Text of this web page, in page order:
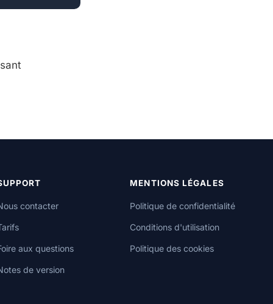
contacter
aux questions
de version
MENTIONS LÉGALES
Politique de confidentialité
Conditions d'utilisation
Politique des cookies